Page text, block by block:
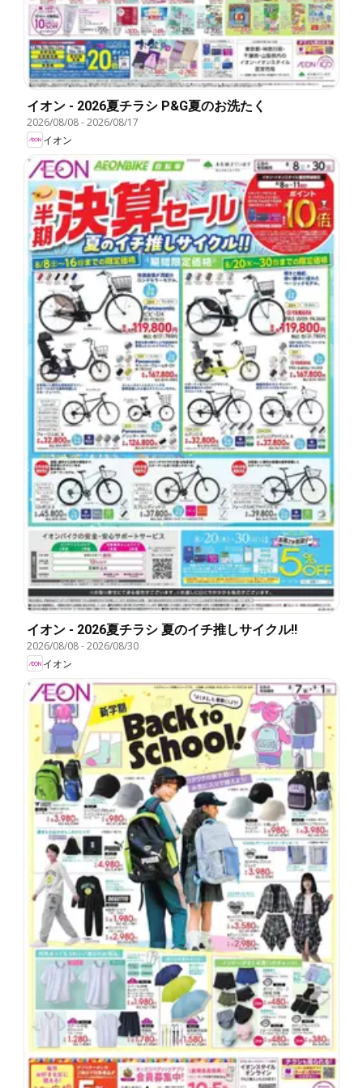
イオン - 2026夏チラシ P&G夏のお洗たく
2026/08/08-2026/08/17
イオン
イオン - 2026夏チラシ 夏のイチ推しサイクル!!
2026/08/08-2026/08/30
イオン